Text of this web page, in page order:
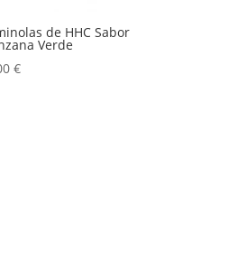
de HHC Sabor
Verde
€